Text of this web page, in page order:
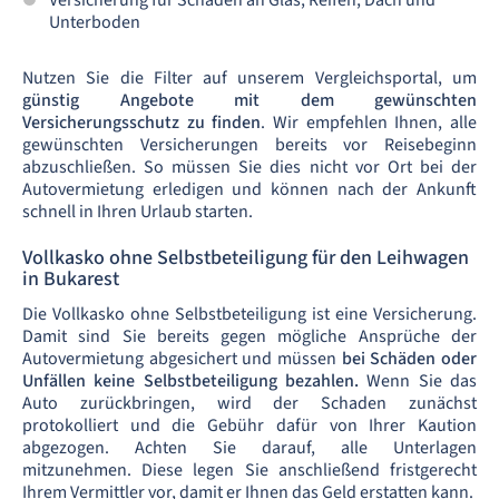
Unterboden
Nutzen Sie die Filter auf unserem Vergleichsportal, um
günstig Angebote mit dem gewünschten
Versicherungsschutz zu finden. Wir empfehlen Ihnen, alle
gewünschten Versicherungen bereits vor Reisebeginn
abzuschließen. So müssen Sie dies nicht vor Ort bei der
Autovermietung erledigen und können nach der Ankunft
schnell in Ihren Urlaub starten.
Vollkasko ohne Selbstbeteiligung für den Leihwagen
in Bukarest
Die Vollkasko ohne Selbstbeteiligung ist eine Versicherung.
Damit sind Sie bereits gegen mögliche Ansprüche der
Autovermietung abgesichert und müssen bei Schäden oder
Unfällen keine Selbstbeteiligung bezahlen. Wenn Sie das
Auto zurückbringen, wird der Schaden zunächst
protokolliert und die Gebühr dafür von Ihrer Kaution
abgezogen. Achten Sie darauf, alle Unterlagen
mitzunehmen. Diese legen Sie anschließend fristgerecht
Ihrem Vermittler vor, damit er Ihnen das Geld erstatten kann.